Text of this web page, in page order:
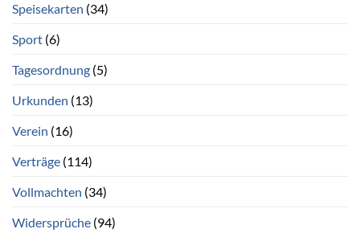
Speisekarten (34)
Sport (6)
Tagesordnung (5)
Urkunden (13)
Verein (16)
Verträge (114)
Vollmachten (34)
Widersprüche (94)